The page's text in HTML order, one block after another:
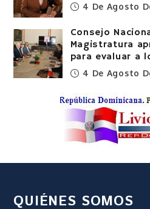
4 De Agosto
Consejo
Magistratura
para evaluar a
4 De Agosto
QUIÉNES SOMOS